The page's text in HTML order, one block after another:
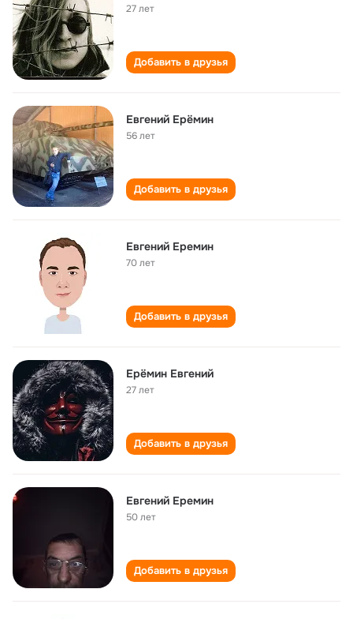
27 лет
Добавить в друзья
Евгений Ерёмин
56 лет
Добавить в друзья
Евгений Еремин
70 лет
Добавить в друзья
Ерёмин Евгений
27 лет
Добавить в друзья
Евгений Еремин
50 лет
Добавить в друзья